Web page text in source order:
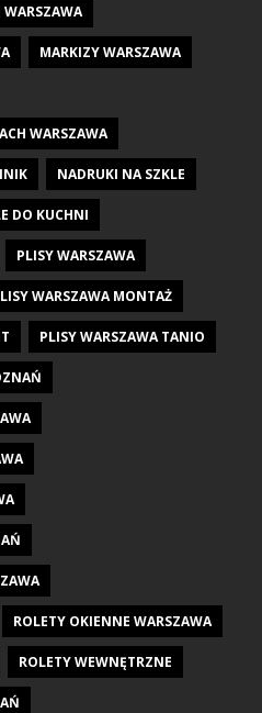
MARKIZY WARSZAWA
WARSZAWA
NADRUKI NA SZKLE
DO KUCHNI
PLISY WARSZAWA
WARSZAWA MONTAŻ
PLISY WARSZAWA TANIO
ROLETY OKIENNE WARSZAWA
ROLETY WEWNĘTRZNE